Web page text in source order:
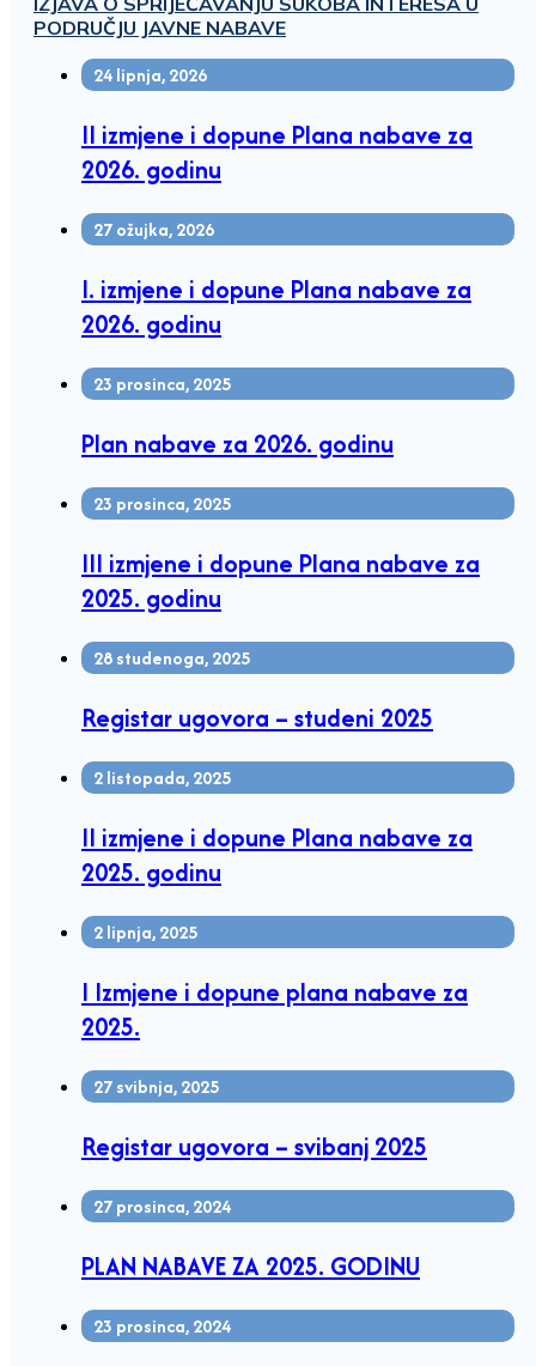
PODRUČJU JAVNE NABAVE
24 lipnja, 2026
II izmjene i dopune Plana nabave za
2026. godinu
27 ožujka, 2026
I. izmjene i dopune Plana nabave za
2026. godinu
23 prosinca, 2025
Plan nabave za 2026. godinu
23 prosinca, 2025
III izmjene i dopune Plana nabave za
2025. godinu
28 studenoga, 2025
Registar ugovora – studeni 2025
2 listopada, 2025
II izmjene i dopune Plana nabave za
2025. godinu
2 lipnja, 2025
I Izmjene i dopune plana nabave za
2025.
27 svibnja, 2025
Registar ugovora – svibanj 2025
27 prosinca, 2024
PLAN NABAVE ZA 2025. GODINU
23 prosinca, 2024